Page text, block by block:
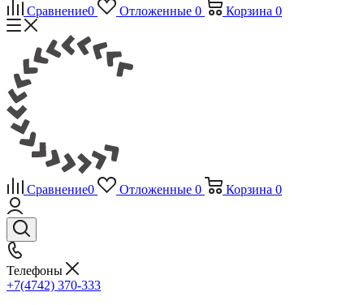
Сравнение0 Отложенные 0 Корзина 0
Сравнение0 Отложенные 0 Корзина 0
Телефоны
+7(4742) 370-333